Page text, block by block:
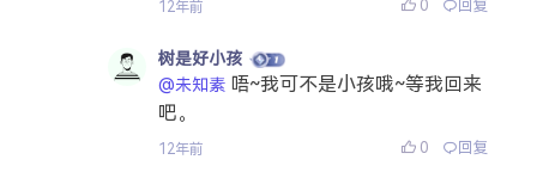
12年前 0 回复
树是好小孩
@未知素 唔~我可不是小孩哦~等我回来
吧。
12年前 0 回复